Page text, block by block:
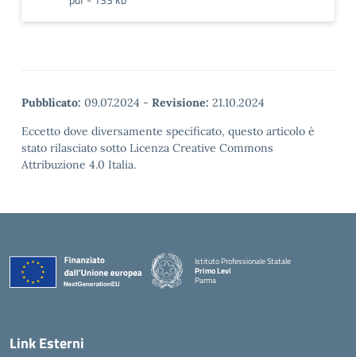
Pubblicato: 09.07.2024 - Revisione: 21.10.2024
Eccetto dove diversamente specificato, questo articolo è
stato rilasciato sotto Licenza Creative Commons
Attribuzione 4.0 Italia.
Istituto Professionale Statale
Primo Levi
Parma
Link Esterni